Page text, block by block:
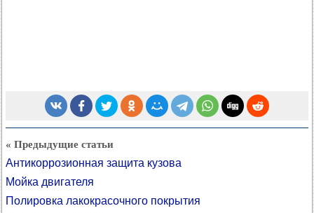
« Предыдущие статьи
Антикоррозионная защита кузова
Мойка двигателя
Полировка лакокрасочного покрытия